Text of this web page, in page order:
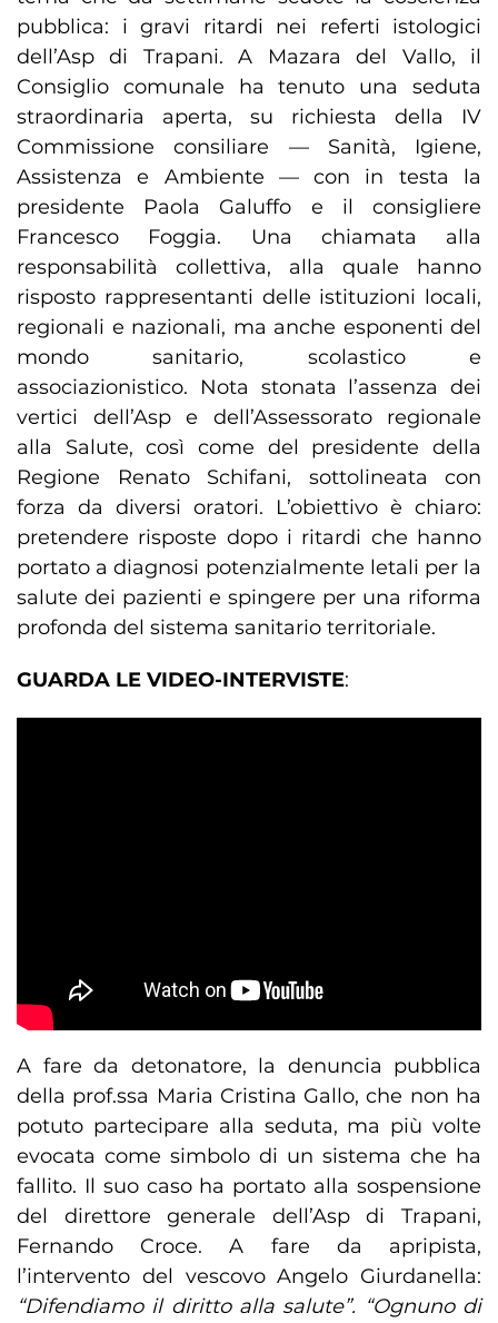
pubblica: i gravi ritardi nei referti istologici
dell’Asp di Trapani. A Mazara del Vallo, il
Consiglio comunale ha tenuto una seduta
straordinaria aperta, su richiesta della IV
Commissione consiliare — Sanità, Igiene,
Assistenza e Ambiente — con in testa la
presidente Paola Galuffo e il consigliere
Francesco Foggia. Una chiamata alla
responsabilità collettiva, alla quale hanno
risposto rappresentanti delle istituzioni locali,
regionali e nazionali, ma anche esponenti del
mondo sanitario, scolastico e
associazionistico. Nota stonata l’assenza dei
vertici dell’Asp e dell’Assessorato regionale
alla Salute, così come del presidente della
Regione Renato Schifani, sottolineata con
forza da diversi oratori. L’obiettivo è chiaro:
pretendere risposte dopo i ritardi che hanno
portato a diagnosi potenzialmente letali per la
salute dei pazienti e spingere per una riforma
profonda del sistema sanitario territoriale.
GUARDA LE VIDEO-INTERVISTE:
A fare da detonatore, la denuncia pubblica
della prof.ssa Maria Cristina Gallo, che non ha
potuto partecipare alla seduta, ma più volte
evocata come simbolo di un sistema che ha
fallito. Il suo caso ha portato alla sospensione
del direttore generale dell’Asp di Trapani,
Fernando Croce. A fare da apripista,
l’intervento del vescovo Angelo Giurdanella:
“Difendiamo il diritto alla salute”. “Ognuno di